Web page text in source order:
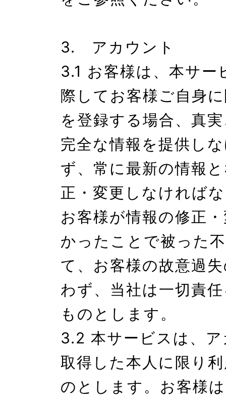
3.　アカウント
3.1 お客様は、本サー
際してお客様ご自身
を登録する場合、真
完全な情報を提供し
ず、常に最新の情報
正・変更しなければ
お客様が情報の修正
かったことで被った
て、お客様の故意過
わず、当社は一切責
ものとします。
3.2 本サービスは、
取得した本人に限り
のとします。お客様